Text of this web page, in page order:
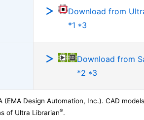
Download from
*1 *3
Download from
*2 *3
Design Automation, Inc.). CAD
of Ultra Librarian®.